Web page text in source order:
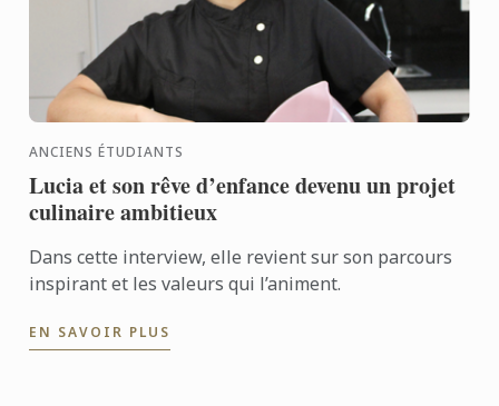
ANCIENS ÉTUDIANTS
Lucia et son rêve d’enfance devenu un projet
culinaire ambitieux
Dans cette interview, elle revient sur son parcours
inspirant et les valeurs qui l’animent.
EN SAVOIR PLUS